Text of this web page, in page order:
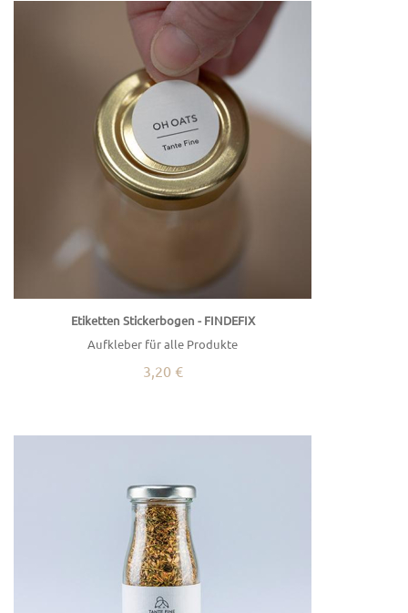
Etiketten Stickerbogen - FINDEFIX
Aufkleber für alle Produkte
3,20 €